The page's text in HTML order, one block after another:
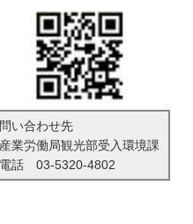
問い合わせ先
産業労働局観光部受入環境課
電話 03-5320-4802